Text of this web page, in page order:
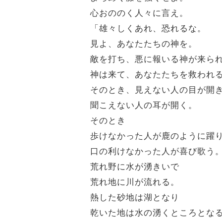
心おののく人々に言え。
「雄々しくあれ、恐れるな。
見よ、あなたたちの神を。
敵を打ち、悪に報いる神が来られ
神は来て、あなたたちを救われる
そのとき、見えない人の目が開き
聞こえない人の耳が開く。
そのとき
歩けなかった人が鹿のように躍
口の利けなかった人が喜び歌う。
荒れ野に水が湧きいで
荒れ地に川が流れる。
熱した砂地は湖となり
乾いた地は水の湧くところとなる